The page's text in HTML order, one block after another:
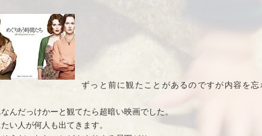
ずっと前に観たことがあるのですが内容を忘
んだっけかーと観てたら超暗い映画でした。
い人が何人も出てきます。